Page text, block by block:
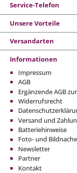
Service-Telefon
Unsere Vorteile
Versandarten
Informationen
Impressum
AGB
Ergänzende AGB
Widerrufsrecht
Versand und
Batteriehinweise
Foto- und
Newsletter
Partner
Kontakt